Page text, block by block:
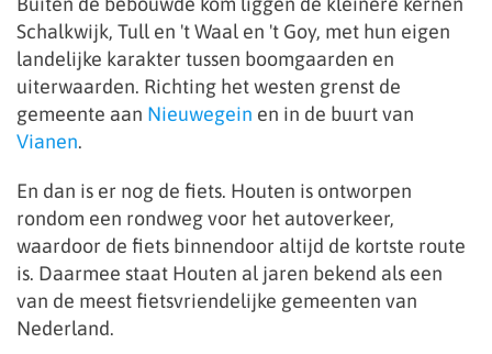
Schalkwijk, Tull en 't Waal en 't Goy, met hun eigen
landelijke karakter tussen boomgaarden en
uiterwaarden. Richting het westen grenst de
gemeente aan Nieuwegein en in de buurt van
Vianen.
En dan is er nog de fiets. Houten is ontworpen
rondom een rondweg voor het autoverkeer,
waardoor de fiets binnendoor altijd de kortste route
is. Daarmee staat Houten al jaren bekend als een
van de meest fietsvriendelijke gemeenten van
Nederland.